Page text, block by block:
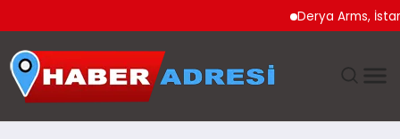
Derya Arms, İstanbul